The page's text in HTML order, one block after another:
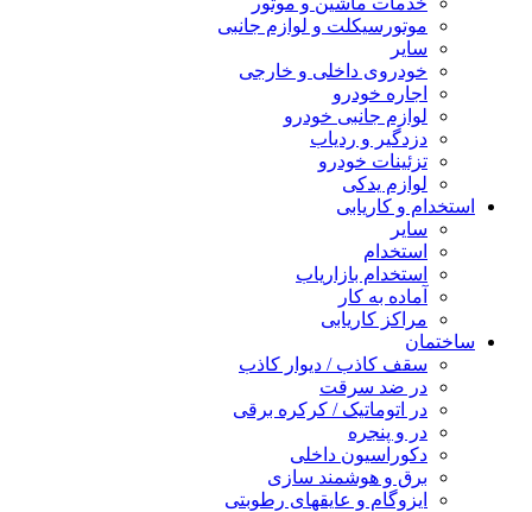
موتورسیکلت و لوازم جانبی
سایر
خودروی داخلی و خارجی
اجاره خودرو
لوازم جانبی خودرو
دزدگیر و ردیاب
تزئینات خودرو
لوازم یدکی
استخدام و کاریابی
سایر
استخدام
استخدام بازاریاب
آماده به کار
مراکز کاریابی
ساختمان
سقف کاذب / دیوار کاذب
در ضد سرقت
در اتوماتیک / کرکره برقی
در و پنجره
دکوراسیون داخلی
برق و هوشمند سازی
ایزوگام و عایقهای رطوبتی